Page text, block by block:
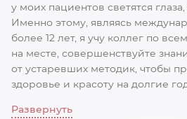
у моих пациентов светятся
Именно этому, являясь
более 12 лет, я учу коллег по
на месте, совершенствуйте
от устаревших методик, чтобы
здоровье и красоту на долгие
Развернуть